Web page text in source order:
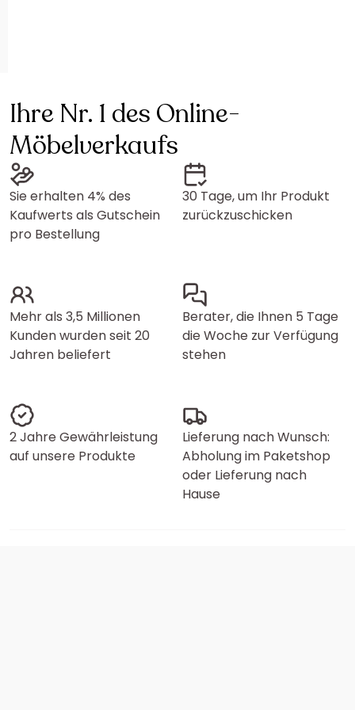
Ihre Nr. 1 des Online-
Möbelverkaufs
Sie erhalten 4% des
Kaufwerts als Gutschein
pro Bestellung
30 Tage, um Ihr Produkt
zurückzuschicken
Mehr als 3,5 Millionen
Kunden wurden seit 20
Jahren beliefert
Berater, die Ihnen 5 Tage
die Woche zur Verfügung
stehen
2 Jahre Gewährleistung
auf unsere Produkte
Lieferung nach Wunsch:
Abholung im Paketshop
oder Lieferung nach
Hause